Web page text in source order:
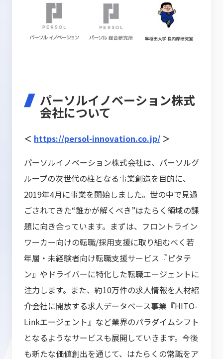
パーソルイノベーション株式
会社について
＜ https://persol-innovation.co.jp/ ＞
パーソルイノベーション株式会社は、パーソルグ
ループの次世代の柱となる事業創造を目的に、
2019年4月に事業を開始しました。世の中で見過
ごされてきた“誰かが解くべき”はたらく領域の課
題に向き合っています。まずは、フロントライン
ワーカー向けの転職/採用支援に取り組むべく若
年層・未経験者向け転職支援サービス『ピタテ
ン』やドライバーに特化した転職エージェントに
注力します。また、約10万件の求人情報を人材紹
介会社に開放する求人データベース事業『HITO-
Linkエージェント』など業界のパラダイムシフト
となるようなサービスも展開していきます。今後
も新たな価値創出を通じて、はたらくの常識をア